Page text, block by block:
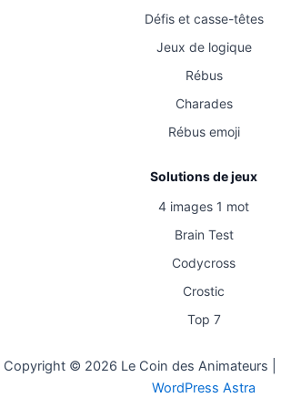
Défis et casse-têtes
Jeux de logique
Rébus
Charades
Rébus emoji
Solutions de jeux
4 images 1 mot
Brain Test
Codycross
Crostic
Top 7
Copyright © 2026 Le Coin des Animateurs |
WordPress Astra